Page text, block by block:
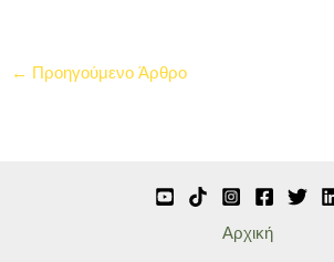
← Προηγούμενο Άρθρο
Αρχική